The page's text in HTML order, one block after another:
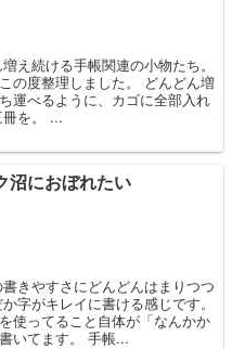
え続ける手帳関連の小物たち。
の度整理しました。 どんどん増
運べるように、カゴに全部入れ
を。 ...
沼におぼれたい
きやすさにどんどんはまりつつ
字がキレイに書ける感じです。
使ってること自体が「なんかか
いてます。 手帳...